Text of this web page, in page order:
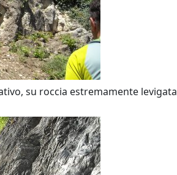
su roccia estremamente